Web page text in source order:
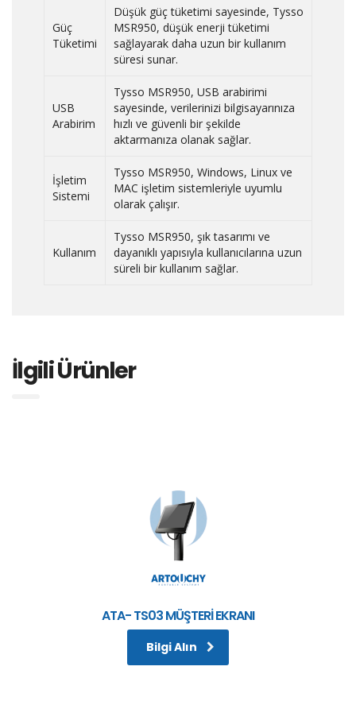
Güç
Tüketimi
Düşük güç tüketimi sayesinde, Tysso
MSR950, düşük enerji tüketimi
sağlayarak daha uzun bir kullanım
süresi sunar.
USB
Arabirim
Tysso MSR950, USB arabirimi
sayesinde, verilerinizi bilgisayarınıza
hızlı ve güvenli bir şekilde
aktarmanıza olanak sağlar.
İşletim
Sistemi
Tysso MSR950, Windows, Linux ve
MAC işletim sistemleriyle uyumlu
olarak çalışır.
Kullanım
Tysso MSR950, şık tasarımı ve
dayanıklı yapısıyla kullanıcılarına uzun
süreli bir kullanım sağlar.
İlgili Ürünler
ATA- TS03 MÜŞTERİ EKRANI
Bilgi Alın